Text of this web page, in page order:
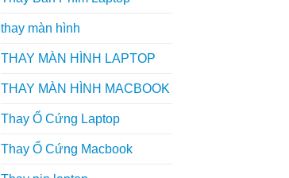
thay màn hình
THAY MÀN HÌNH LAPTOP
THAY MÀN HÌNH MACBOOK
Thay Ổ Cứng Laptop
Thay Ổ Cứng Macbook